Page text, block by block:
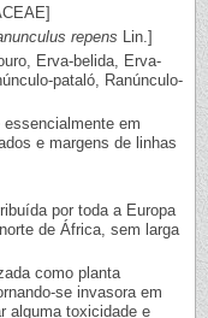
repens Lin.]
Erva-belida, Erva-
pataló, Ranúnculo-
em
e margens de linhas
por toda a Europa
de África, sem larga
como planta
se invasora em
alguma toxicidade e